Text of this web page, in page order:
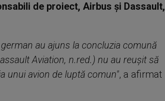
de proiect, Airbus şi Dassault,
au ajuns la concluzia comună
Aviation, n.red.) nu au reuşit să
unui avion de luptă comun", a afirmat